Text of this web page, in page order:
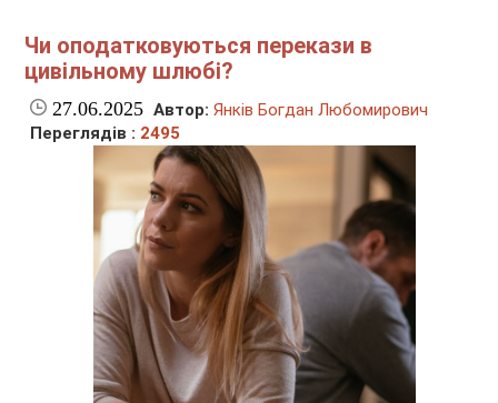
Чи оподатковуються перекази в
цивільному шлюбі?
27.06.2025 Автор: Янків Богдан Любомирович
Переглядів : 2495